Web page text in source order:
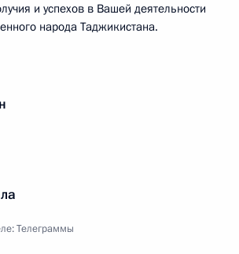
и успехов в Вашей деятельности
народа Таджикистана.
Телеграммы